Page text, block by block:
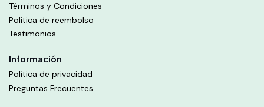
Términos y Condiciones
Politica de reembolso
Testimonios
Información
Política de privacidad
Preguntas Frecuentes